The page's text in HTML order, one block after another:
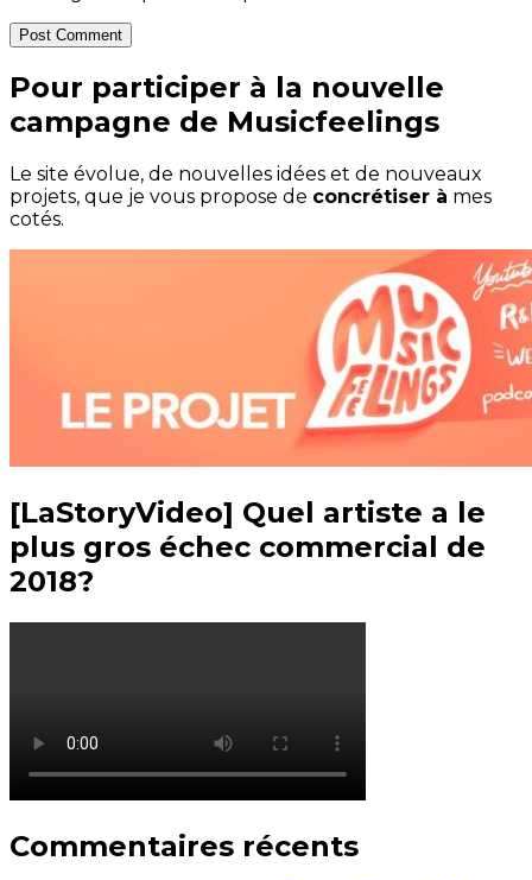
Post Comment
Pour participer à la nouvelle
campagne de Musicfeelings
Le site évolue, de nouvelles idées et de nouveaux
projets, que je vous propose de concrétiser à mes
cotés.
[LaStoryVideo] Quel artiste a le
plus gros échec commercial de
2018?
Commentaires récents